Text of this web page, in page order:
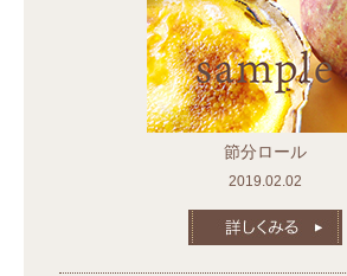
節分ロール
2019.02.02